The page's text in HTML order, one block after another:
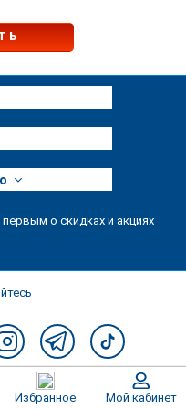
о скидках и акциях
Избранное Мой кабинет